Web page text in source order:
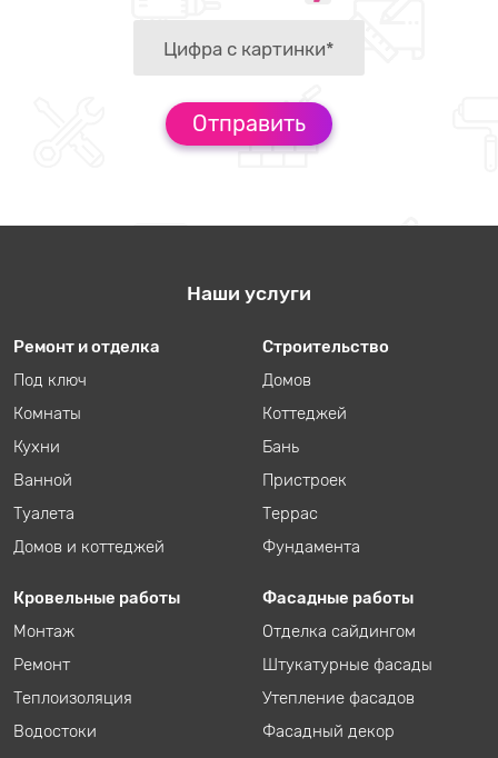
Наши услуги
Ремонт и отделка
Под ключ
Комнаты
Кухни
Ванной
Туалета
Домов и коттеджей
Строительство
Домов
Коттеджей
Бань
Пристроек
Террас
Фундамента
Кровельные работы
Монтаж
Ремонт
Теплоизоляция
Водостоки
Фасадные работы
Отделка сайдингом
Штукатурные фасады
Утепление фасадов
Фасадный декор